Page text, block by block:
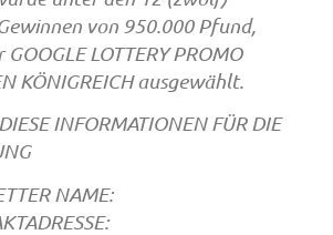
von 950.000 Pfund,
LOTTERY PROMO
KÖNIGREICH ausgewählt.
INFORMATIONEN FÜR DIE
NAME: